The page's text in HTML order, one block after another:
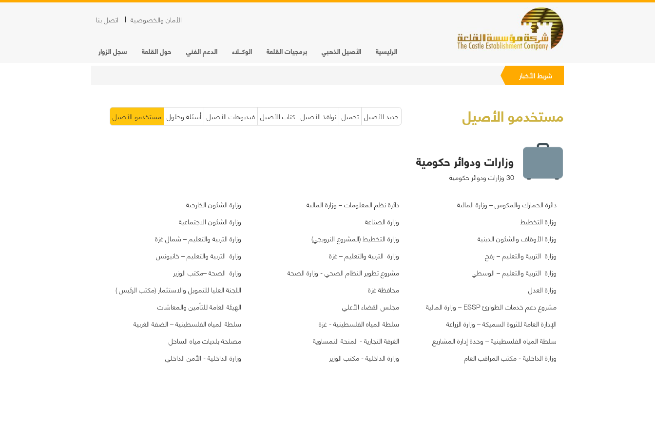
الأمان والخصوصية اتصل بنا
الرئيسية الأصيل الذهبي برمجيات القلعة الوكـــلاء الدعم الفني حول القلعة سجل الزوار
شريط الأخبار
مستخدمو الأصيل جديد الأصيل تحميل نوافذ الأصيل كتاب الأصيل فيديوهات الأصيل أسئلة وحلول مستخدمو الأصيل
وزارات ودوائر حكومية
30 وزارات ودوائر حكومية
دائرة الجمارك والمكوس – وزارة المالية
دائرة نظم المعلومات – وزارة المالية
وزارة الشئون الخارجية
وزارة التخطيط
وزارة الصناعة
وزارة الشئون الاجتماعية
وزارة الأوقاف والشئون الدينية
وزارة التخطيط (المشروع النرويجي)
وزارة التربية والتعليم – شمال غزة
وزارة التربية والتعليم – رفح
وزارة التربية والتعليم – غزة
وزارة التربية والتعليم – خانيونس
وزارة التربية والتعليم – الوسطي
مشروع تطوير النظام الصحي - وزارة الصحة
وزارة الصحة –مكتب الوزير
وزارة العدل
محافظة غزة
اللجنة العليا للتمويل والاستثمار (مكتب الرئيس )
مشروع دعم خدمات الطوارئ ESSP – وزارة المالية
مجلس القضاء الأعلي
الهيئة العامة للتأمين والمعاشات
الإدارة العامة للثروة السميكة – وزارة الزراعة
سلطة المياه الفلسطينية - غزة
سلطة المياه الفلسطينية – الضفة الغربية
سلطة المياه الفلسطينية – وحدة إدارة المشاريع
الغرفة التجارية - المنحة النمساوية
مصلحة بلديات مياه الساحل
وزارة الداخلية - مكتب المراقب العام
وزارة الداخلية - مكتب الوزير وزارة الداخلية - الأمن الداخلي